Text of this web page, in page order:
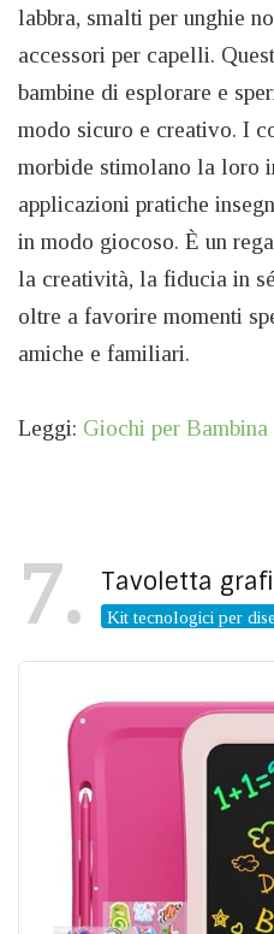
labbra, smalti per unghie
accessori per capelli.
bambine di esplorare e
modo sicuro e creativo. I
morbide stimolano la loro
applicazioni pratiche
in modo giocoso. È un
la creatività, la fiducia in
oltre a favorire momenti
amiche e familiari.
Leggi: Giochi per
7 Tavoletta
Kit tecnologici per